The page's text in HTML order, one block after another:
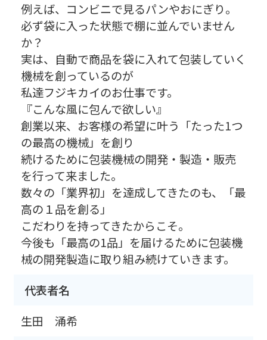
例えば、コンビニで見るパンやおにぎり。
必ず袋に入った状態で棚に並んでいません
か？
実は、自動で商品を袋に入れて包装していく
機械を創っているのが
私達フジキカイのお仕事です。
『こんな風に包んで欲しい』
創業以来、お客様の希望に叶う「たった1つ
の最高の機械」を創り
続けるために包装機械の開発・製造・販売
を行って来ました。
数々の「業界初」を達成してきたのも、「最
高の１品を創る」
こだわりを持ってきたからこそ。
今後も「最高の1品」を届けるために包装機
械の開発製造に取り組み続けていきます。
代表者名
生田 涌希